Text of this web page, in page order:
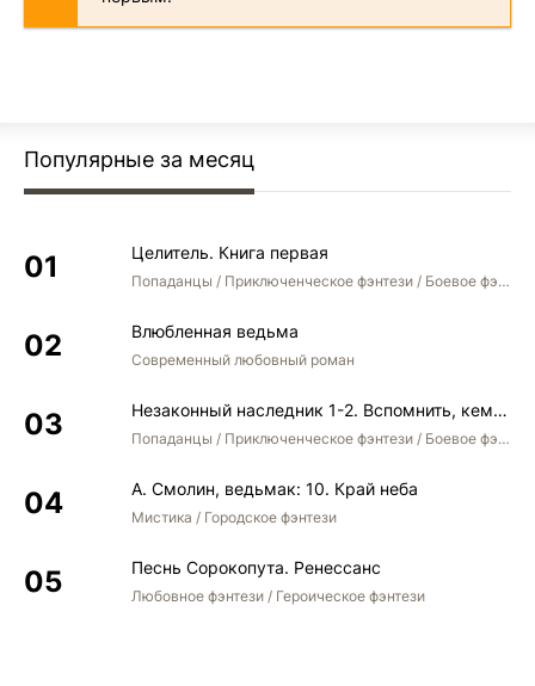
Популярные за месяц
Целитель. Книга первая
Попаданцы / Приключенческое фэнтези / Боевое фэнтези
Влюбленная ведьма
Современный любовный роман
Незаконный наследник 1-2. Вспомнить, кем был. Стать собой. Остаться собой
Попаданцы / Приключенческое фэнтези / Боевое фэнтези / Юмористическое фэнтези
А. Смолин, ведьмак: 10. Край неба
Мистика / Городское фэнтези
Песнь Сорокопута. Ренессанс
Любовное фэнтези / Героическое фэнтези